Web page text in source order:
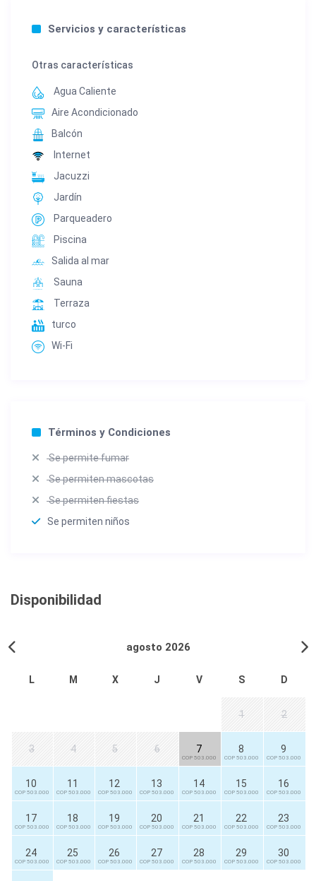
Servicios y características
Otras características
Agua Caliente
Aire Acondicionado
Balcón
Internet
Jacuzzi
Jardín
Parqueadero
Piscina
Salida al mar
Sauna
Terraza
turco
Wi-Fi
Términos y Condiciones
Se permite fumar
Se permiten mascotas
Se permiten fiestas
Se permiten niños
Disponibilidad
agosto 2026
L M X J V S D
1 2
3 4 5 6 7
COP 503.000
8
COP 503.000
9
COP 503.000
10
COP 503.000
11
COP 503.000
12
COP 503.000
13
COP 503.000
14
COP 503.000
15
COP 503.000
16
COP 503.000
17
COP 503.000
18
COP 503.000
19
COP 503.000
20
COP 503.000
21
COP 503.000
22
COP 503.000
23
COP 503.000
24
COP 503.000
25
COP 503.000
26
COP 503.000
27
COP 503.000
28
COP 503.000
29
COP 503.000
30
COP 503.000